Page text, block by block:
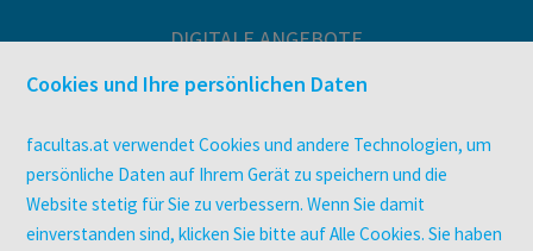
DIGITALE ANGEBOTE
Überblick
utb elibrary
E-Books
facultas Club
Cookies und Ihre persönlichen Daten
facultas.at verwendet Cookies und andere Technologien, um
persönliche Daten auf Ihrem Gerät zu speichern und die
Website stetig für Sie zu verbessern. Wenn Sie damit
einverstanden sind, klicken Sie bitte auf Alle Cookies. Sie haben